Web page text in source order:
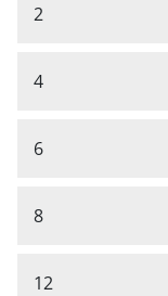
2
4
6
8
12